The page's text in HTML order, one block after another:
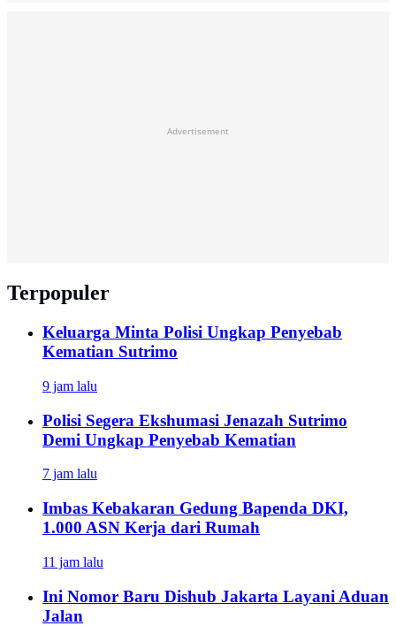
Advertisement
Terpopuler
Keluarga Minta Polisi Ungkap Penyebab
Kematian Sutrimo
9 jam lalu
Polisi Segera Ekshumasi Jenazah Sutrimo
Demi Ungkap Penyebab Kematian
7 jam lalu
Imbas Kebakaran Gedung Bapenda DKI,
1.000 ASN Kerja dari Rumah
11 jam lalu
Ini Nomor Baru Dishub Jakarta Layani Aduan
Jalan